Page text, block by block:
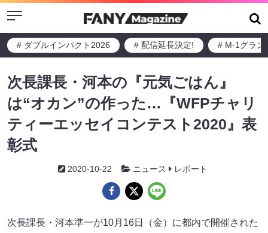
Menu
# ダブルインパクト2026 # 配信延長決定! # M-1グラン
次長課長・河本の『元気ごはん』
は“オカン”の作った…『WFPチャリ
ティーエッセイコンテスト2020』表
彰式
2020-10-22 ニュース レポート
次長課長・河本準一が10月16日（金）に都内で開催された